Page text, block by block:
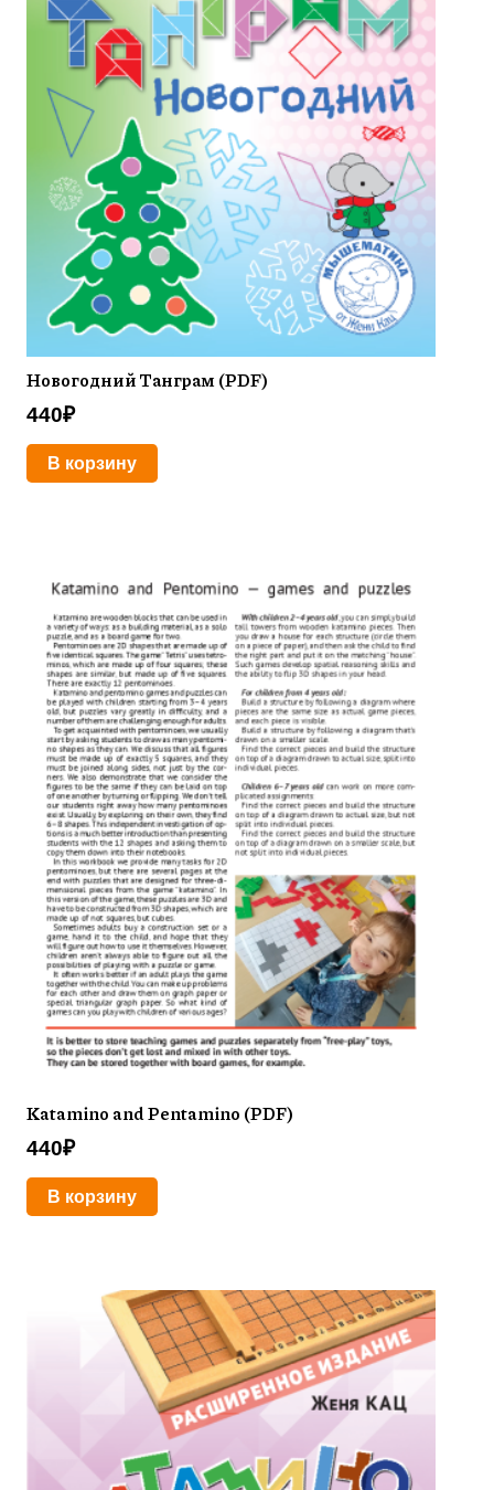
Новогодний Танграм (PDF)
440₽
В корзину
Katamino and Pentamino (PDF)
440₽
В корзину